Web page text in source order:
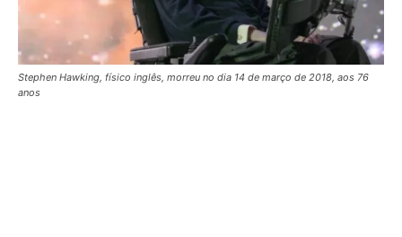
Stephen Hawking, físico inglês, morreu no dia 14 de março de 2018, aos 76
anos